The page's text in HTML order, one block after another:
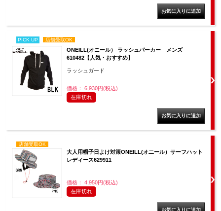
PICK UP 店舗受取OK
ONEILL(オニール） ラッシュパーカー メンズ
610482【人気・おすすめ】
ラッシュガード
価格： 6,930円(税込)
在庫切れ
店舗受取OK
大人用帽子日よけ対策ONEILL(オ二ール）サーフハット
レディース629911
価格： 4,950円(税込)
在庫切れ